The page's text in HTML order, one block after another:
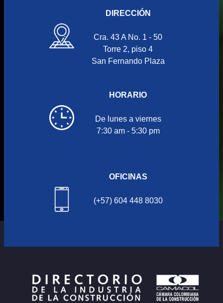
DIRECCIÓN
Cra. 43 A No. 1 - 50
Torre 2, piso 4
San Fernando Plaza
HORARIO
De lunes a viernes
7:30 am - 5:30 pm
OFICINAS
(+57) 604 448 8030